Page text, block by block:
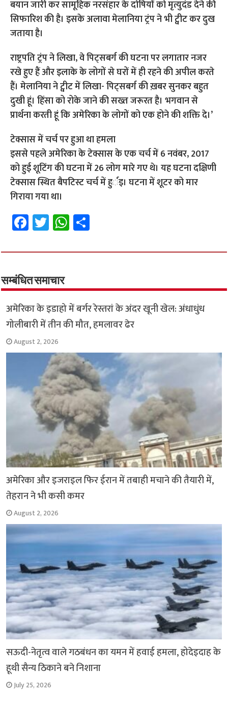
बयान जारी कर सामूहिक नरसंहार के दोषियों को मृत्युदंड देने की
सिफारिश की है। इसके अलावा मेलानिया ट्रंप ने भी ट्वीट कर दुख
जताया है।
राष्ट्रपति ट्रंप ने लिखा, वे पिट्सबर्ग की घटना पर लगातार नजर
रखे हुए हैं और इलाके के लोगों से घरों में ही रहने की अपील करते
हैं। मेलानिया ने ट्वीट में लिखा- पिट्सबर्ग की ख़बर सुनकर बहुत
दुखी हूं। हिंसा को रोके जाने की सख्त जरूरत है। भगवान से
प्रार्थना करती हूं कि अमेरिका के लोगों को एक होने की शक्ति दे।’
टेक्सास में चर्च पर हुआ था हमला
इससे पहले अमेरिका के टेक्सास के एक चर्च में 6 नवंबर, 2017
को हुई शूटिंग की घटना में 26 लोग मारे गए थे। यह घटना दक्षिणी
टेक्सास स्थित बैपटिस्ट चर्च में हुर्इ। घटना में शूटर को मार
गिराया गया था।
Fa
ce
b
o
o
k
T
wi
tt
er
W
h
at
p
p
ar
सम्बंधित समाचार
अमेरिका के इडाहो में बर्गर रेस्तरां के अंदर खूनी खेल: अंधाधुंध
गोलीबारी में तीन की मौत, हमलावर ढेर
August 2, 2026
अमेरिका और इजराइल फिर ईरान में तबाही मचाने की तैयारी में,
तेहरान ने भी कसी कमर
August 2, 2026
सऊदी-नेतृत्व वाले गठबंधन का यमन में हवाई हमला, होदेइदाह के
हूथी सैन्य ठिकाने बने निशाना
July 25, 2026